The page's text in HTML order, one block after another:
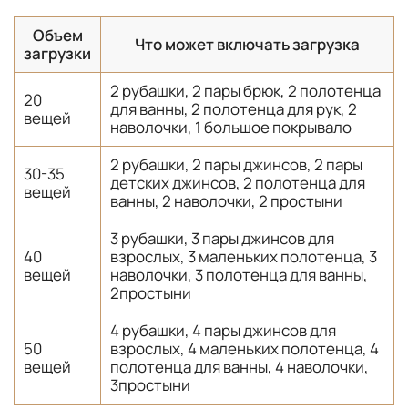
Объем
загрузки
Что может включать загрузка
20
вещей
2 рубашки, 2 пары брюк, 2 полотенца
для ванны, 2 полотенца для рук, 2
наволочки, 1 большое покрывало
30-35
вещей
2 рубашки, 2 пары джинсов, 2 пары
детских джинсов, 2 полотенца для
ванны, 2 наволочки, 2 простыни
40
вещей
3 рубашки, 3 пары джинсов для
взрослых, 3 маленьких полотенца, 3
наволочки, 3 полотенца для ванны,
2простыни
50
вещей
4 рубашки, 4 пары джинсов для
взрослых, 4 маленьких полотенца, 4
полотенца для ванны, 4 наволочки,
3простыни